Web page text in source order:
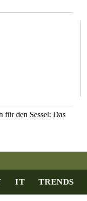
für den Sessel: Das
IT TRENDS